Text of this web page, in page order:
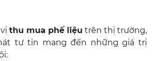
thu mua phế liệu trên thị trường,
tự tin mang đến những giá trị